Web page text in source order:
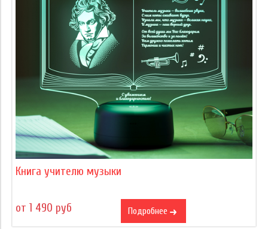
Книга учителю музыки
от 1 490 руб Подробнее